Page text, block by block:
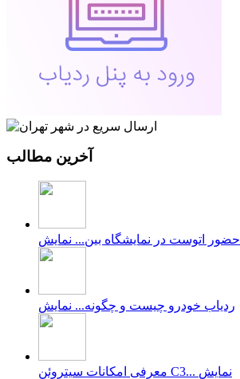
آخرین مطالب
حضور اتوست در نمایشگاه بین... نمایش
ردیاب خودرو چیست و چگونه... نمایش
معرفی امکانات سیتروئن C3... نمایش